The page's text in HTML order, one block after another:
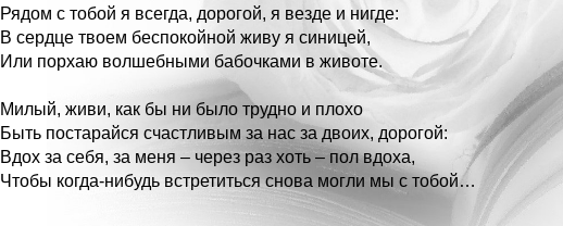
Рядом с тобой я всегда, дорогой, я везде и нигде:
В сердце твоем беспокойной живу я синицей,
Или порхаю волшебными бабочками в животе.
Милый, живи, как бы ни было трудно и плохо
Быть постарайся счастливым за нас за двоих, дорогой:
Вдох за себя, за меня – через раз хоть – пол вдоха,
Чтобы когда-нибудь встретиться снова могли мы с тобой…